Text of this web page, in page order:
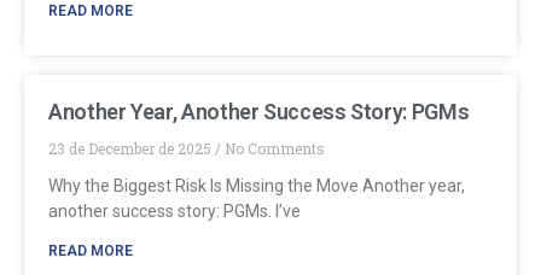
READ MORE
Another Year, Another Success Story: PGMs
23 de December de 2025
No Comments
Why the Biggest Risk Is Missing the Move Another year,
another success story: PGMs. I’ve
READ MORE